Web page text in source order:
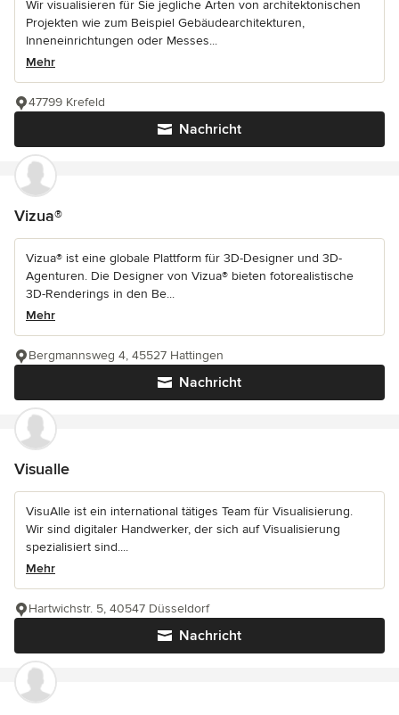
Wir visualisieren für Sie jegliche Arten von architektonischen
Projekten wie zum Beispiel Gebäudearchitekturen,
Inneneinrichtungen oder Messes...
Mehr
Nachricht
47799 Krefeld
Vizua®
Vizua® ist eine globale Plattform für 3D-Designer und 3D-
Agenturen. Die Designer von Vizua® bieten fotorealistische
3D-Renderings in den Be...
Mehr
Nachricht
Bergmannsweg 4, 45527 Hattingen
Visualle
VisuAlle ist ein international tätiges Team für Visualisierung.
Wir sind digitaler Handwerker, der sich auf Visualisierung
spezialisiert sind....
Mehr
Nachricht
Hartwichstr. 5, 40547 Düsseldorf